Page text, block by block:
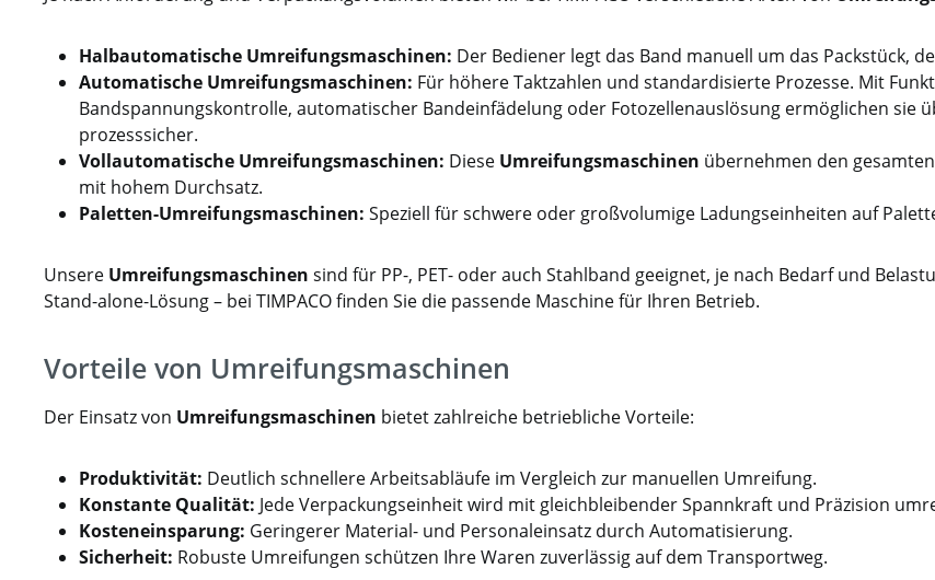
Halbautomatische Umreifungsmaschinen: Der Bediener legt das Band manuell um das Packstück,
Automatische Umreifungsmaschinen: Für höhere Taktzahlen und standardisierte Prozesse. Mit
Bandspannungskontrolle, automatischer Bandeinfädelung oder Fotozellenauslösung ermöglichen sie
prozesssicher.
Vollautomatische Umreifungsmaschinen: Diese Umreifungsmaschinen übernehmen den
mit hohem Durchsatz.
Paletten-Umreifungsmaschinen: Speziell für schwere oder großvolumige Ladungseinheiten auf
Unsere Umreifungsmaschinen sind für PP-, PET- oder auch Stahlband geeignet, je nach Bedarf und
Stand-alone-Lösung – bei TIMPACO finden Sie die passende Maschine für Ihren Betrieb.
Vorteile von Umreifungsmaschinen
Der Einsatz von Umreifungsmaschinen bietet zahlreiche betriebliche Vorteile:
Produktivität: Deutlich schnellere Arbeitsabläufe im Vergleich zur manuellen Umreifung.
Konstante Qualität: Jede Verpackungseinheit wird mit gleichbleibender Spannkraft und Präzision
Kosteneinsparung: Geringerer Material- und Personaleinsatz durch Automatisierung.
Sicherheit: Robuste Umreifungen schützen Ihre Waren zuverlässig auf dem Transportweg.